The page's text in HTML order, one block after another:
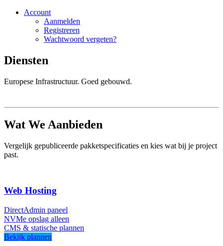
Account
Aanmelden
Registreren
Wachtwoord vergeten?
Diensten
Europese Infrastructuur. Goed gebouwd.
Wat We Aanbieden
Vergelijk gepubliceerde pakketspecificaties en kies wat bij je project
past.
Web Hosting
DirectAdmin paneel
NVMe opslag alleen
CMS & statische plannen
Bekijk plannen